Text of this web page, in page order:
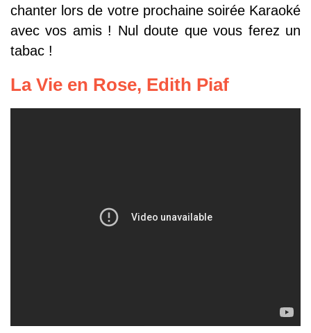
chanter lors de votre prochaine soirée Karaoké
avec vos amis ! Nul doute que vous ferez un
tabac !
La Vie en Rose, Edith Piaf